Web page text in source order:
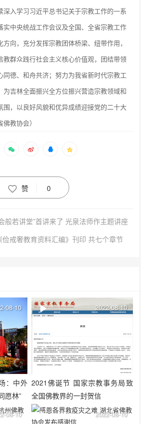
深入学习习近平总书记关于宗教工作的一系
实中央统战工作会议及全国、全省宗教工作
向，充分发挥宗教团体桥梁、纽带作用，
教群众践行社会主义核心价值观，团结带领
同德、和舟共济；努力为我省新时代宗教工
为吉林全面振兴全方位振兴营造宗教领域和
围，以良好风貌和优异成绩迎接党的二十大
教协会）
赞 0
般若讲堂”首讲来了 光泉法师作主题讲座
戒奢教育资料汇编》刊印 共七个章节
：中外
愿林”
08-10
2021佛诞节 国家宗教事务局致
全国佛教界的一封贺信
2022-08-10
08-10 2022-08-10